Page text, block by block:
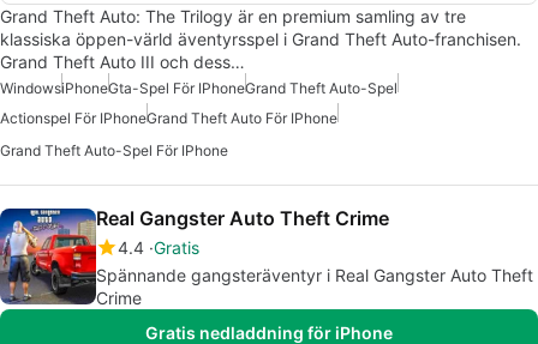
Grand Theft Auto: The Trilogy är en premium samling av tre
klassiska öppen-värld äventyrsspel i Grand Theft Auto-franchisen.
Grand Theft Auto III och dess…
WindowsiPhoneGta-Spel För IPhoneGrand Theft Auto-Spel
Actionspel För IPhoneGrand Theft Auto För IPhone
Grand Theft Auto-Spel För IPhone
Real Gangster Auto Theft Crime
4.4 Gratis
Spännande gangsteräventyr i Real Gangster Auto Theft
Crime
Gratis nedladdning för iPhone